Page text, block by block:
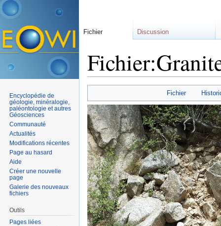
Fichier
Fichier Discussion
Encyclopédie de
géologie, minéralogie,
paléontologie et autres
Géosciences
Communauté
Actualités
Modifications récentes
Page au hasard
Aide
Créer une nouvelle
page
Galerie des nouveaux
fichiers
Outils
Pages liées